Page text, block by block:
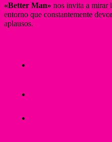
«Better Man» nos invita a mirar
entorno que constantemente
aplausos.